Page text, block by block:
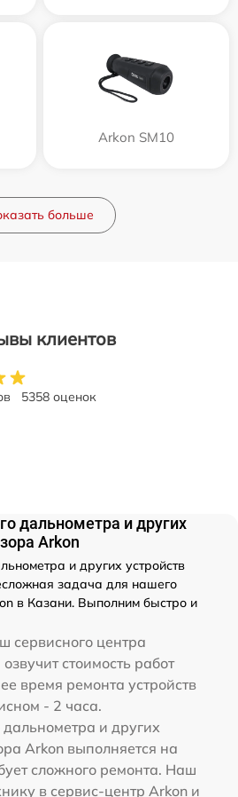
Arkon SM10
больше
клиентов
5358 оценок
дальнометра и других
Arkon
и других устройств
задача для нашего
в Казани. Выполним быстро и
сервисного центра
стоимость работ
время ремонта устройств
- 2 часа.
дальнометра и других
Arkon выполняется на
сложного ремонта. Наш
в сервис-центр Arkon и